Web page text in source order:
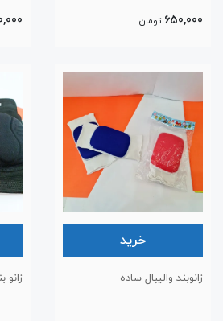
650,000 تومان
خرید
زانوبند والیبال ساده زانو